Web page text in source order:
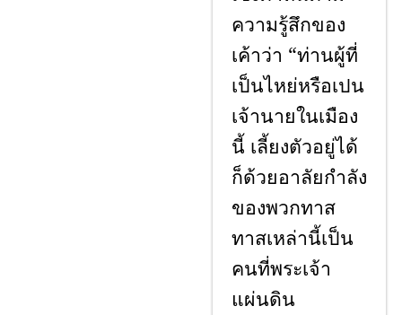
ความรู้สึกของ
เค้าว่า “ท่านผู้ที่
เป็นไหย่หรือเปน
เจ้านายในเมือง
นี้ เลี้ยงตัวอยู่ได้
ก็ด้วยอาลัยกำลัง
ของพวกทาส
ทาสเหล่านี้เป็น
คนที่พระเจ้า
แผ่นดิน